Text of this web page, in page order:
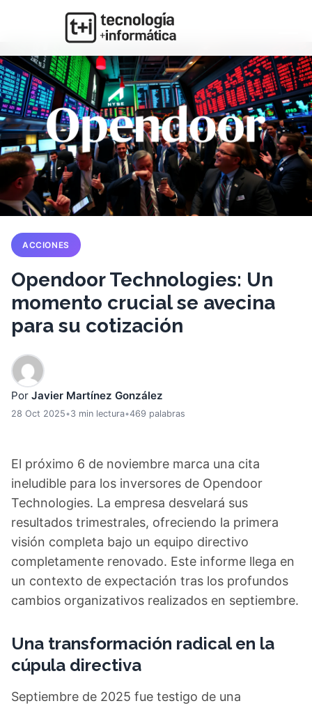
ACCIONES
Opendoor Technologies: Un
momento crucial se avecina
para su cotización
Por Javier Martínez González
28 Oct 2025•3 min lectura•469 palabras
El próximo 6 de noviembre marca una cita
ineludible para los inversores de Opendoor
Technologies. La empresa desvelará sus
resultados trimestrales, ofreciendo la primera
visión completa bajo un equipo directivo
completamente renovado. Este informe llega en
un contexto de expectación tras los profundos
cambios organizativos realizados en septiembre.
Una transformación radical en la
cúpula directiva
Septiembre de 2025 fue testigo de una